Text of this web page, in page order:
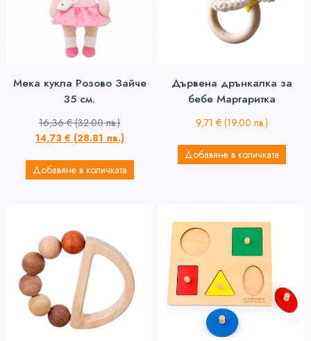
Мека кукла Розово Зайче
35 см.
16,36€ (32.00 лв.)
14,73 € (28.81 лв.)
Добавяне в количката
Дървена дрънкалка за
бебе Маргаритка
9,71 € (19.00 лв.)
Добавяне в количката